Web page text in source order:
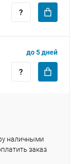
до 5 дней
наличными
заказ